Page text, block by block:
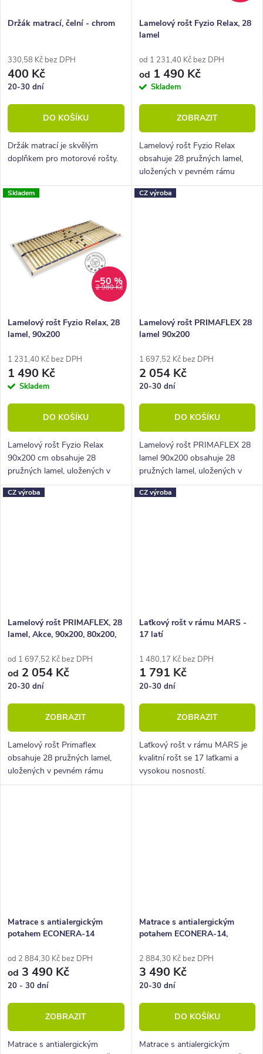
o
u
k
t
ů
r
d
u
k
t
ů
Držák matrací, čelní - chrom
330,58 Kč bez DPH
400 Kč
20-30 dní
DO KOŠÍKU
Držák matrací je skvělým
doplňkem pro motorové rošty.
Lamelový rošt Fyzio Relax, 28
lamel
od 1 231,40 Kč bez DPH
od 1 490 Kč
Skladem
ZOBRAZIT
Lamelový rošt Fyzio Relax
obsahuje 28 pružných lamel,
uložených v pevném rámu
pomocí speciálních tvarovaných
pryžových pouzder.
Skladem
2 980 Kč
–50 %
Lamelový rošt Fyzio Relax, 28
lamel, 90x200
1 231,40 Kč bez DPH
1 490 Kč
Skladem
DO KOŠÍKU
Lamelový rošt Fyzio Relax
90x200 cm obsahuje 28
pružných lamel, uložených v
pevném rámu pomocí
speciálních tvarovaných
CZ výroba
Lamelový rošt PRIMAFLEX 28
lamel 90x200
1 697,52 Kč bez DPH
2 054 Kč
20-30 dní
DO KOŠÍKU
Lamelový rošt PRIMAFLEX 28
lamel 90x200 obsahuje 28
pružných lamel, uložených v
rámu pomocí speciálních
pryžových pouzder.
CZ výroba
Lamelový rošt PRIMAFLEX, 28
lamel, Akce, 90x200, 80x200,
od 1 697,52 Kč bez DPH
od 2 054 Kč
20-30 dní
ZOBRAZIT
Lamelový rošt Primaflex
obsahuje 28 pružných lamel,
uložených v pevném rámu
pomocí speciálních pryžových
CZ výroba
Laťkový rošt v rámu MARS -
17 latí
1 480,17 Kč bez DPH
1 791 Kč
20-30 dní
ZOBRAZIT
Laťkový rošt v rámu MARS je
kvalitní rošt se 17 laťkami a
vysokou nosností.
Matrace s antialergickým
potahem ECONERA-14
od 2 884,30 Kč bez DPH
od 3 490 Kč
20 - 30 dní
ZOBRAZIT
Matrace s antialergickým
Matrace s antialergickým
potahem ECONERA-14,
2 884,30 Kč bez DPH
3 490 Kč
20-30 dní
DO KOŠÍKU
Matrace s antialergickým